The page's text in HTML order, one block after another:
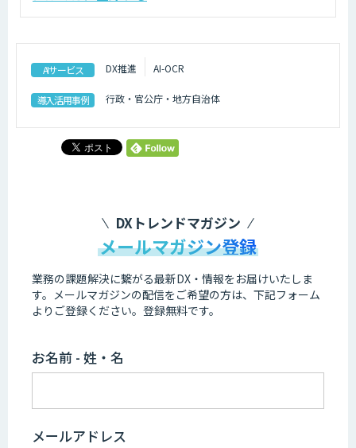
AIサービス DX推進 AI-OCR
導入活用事例 行政・官公庁・地方自治体
DXトレンドマガジン
メールマガジン登録
業務の課題解決に繋がる最新DX・情報をお届けいたしま
す。 メールマガジンの配信をご希望の方は、下記フォーム
よりご登録ください。登録無料です。
お名前 - 姓・名
メールアドレス